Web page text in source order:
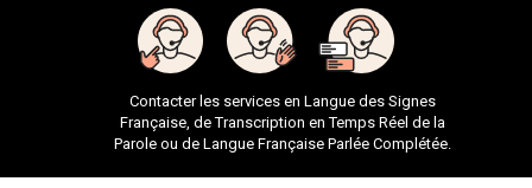
Contacter les services en Langue des Signes
Française, de Transcription en Temps Réel de la
Parole ou de Langue Française Parlée Complétée.